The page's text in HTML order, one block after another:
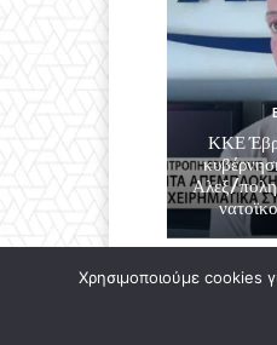
ΚΚΕ
Αλεξ/πολη
Χρησιμοποιούμε cookies